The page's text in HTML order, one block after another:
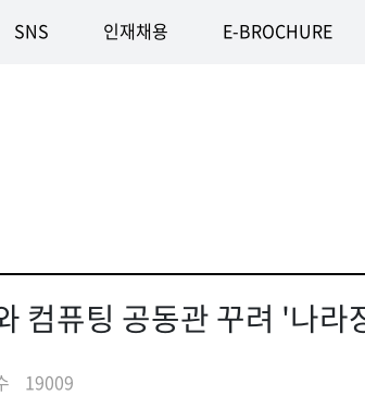
SNS 인재채용 E-BROCHURE
컴퓨팅 공동관 꾸려 '나
19009